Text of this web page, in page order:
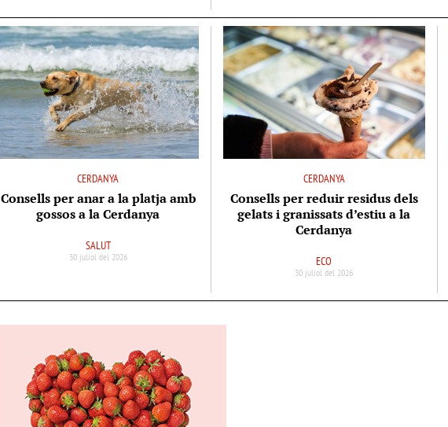
CERDANYA
Consells per anar a la platja amb
gossos a la Cerdanya
SALUT
30 juliol del 2026
CERDANYA
Consells per reduir residus dels
gelats i granissats d’estiu a la
Cerdanya
ECO
30 juliol del 2026